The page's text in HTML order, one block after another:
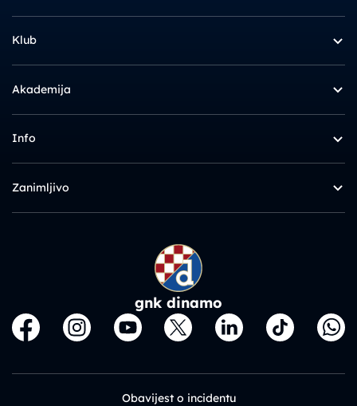
Klub
Akademija
Info
Zanimljivo
gnk dinamo
Obavijest o incidentu